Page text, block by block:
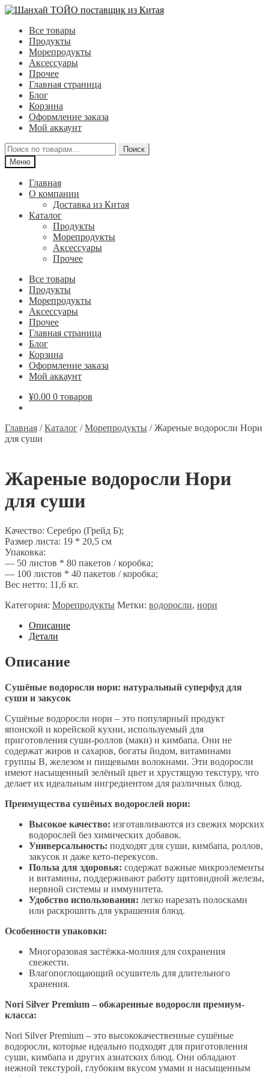
Перейти
навигации
Перейти
содержимому
Все товары
Продукты
Морепродукты
Аксессуары
Прочее
Главная страница
Блог
Корзина
Оформление заказа
Мой аккаунт
Искать:
Поиск
Меню
Главная
О компании
Доставка из Китая
Каталог
Продукты
Морепродукты
Аксессуары
Прочее
Все товары
Продукты
Морепродукты
Аксессуары
Прочее
Главная страница
Блог
Корзина
Оформление заказа
Мой аккаунт
¥0.00 0 товаров
Главная /Каталог /Морепродукты /Жареные водоросли Нори
для суши
Жареные водоросли Нори
для суши
Качество: Серебро (Грейд Б);
Размер листа: 19 * 20,5 см
Упаковка:
— 50 листов * 80 пакетов / коробка;
— 100 листов * 40 пакетов / коробка;
Вес нетто: 11,6 кг.
Категория: Морепродукты Метки: водоросли, нори
Описание
Детали
Описание
Сушёные водоросли нори: натуральный суперфуд для
суши и закусок
Сушёные водоросли нори – это популярный продукт
японской и корейской кухни, используемый для
приготовления суши-роллов (маки) и кимбапа. Они не
содержат жиров и сахаров, богаты йодом, витаминами
группы B, железом и пищевыми волокнами. Эти водоросли
имеют насыщенный зелёный цвет и хрустящую текстуру, что
делает их идеальным ингредиентом для различных блюд.
Преимущества сушёных водорослей нори:
Высокое качество: изготавливаются из свежих морских
водорослей без химических добавок.
Универсальность: подходят для суши, кимбапа, роллов,
закусок и даже кето-перекусов.
Польза для здоровья: содержат важные микроэлементы
и витамины, поддерживают работу щитовидной железы,
нервной системы и иммунитета.
Удобство использования: легко нарезать полосками
или раскрошить для украшения блюд.
Особенности упаковки:
Многоразовая застёжка-молния для сохранения
свежести.
Влагопоглощающий осушитель для длительного
хранения.
Nori Silver Premium – обжаренные водоросли премиум-
класса:
Nori Silver Premium – это высококачественные сушёные
водоросли, которые идеально подходят для приготовления
суши, кимбапа и других азиатских блюд. Они обладают
нежной текстурой, глубоким вкусом умами и насыщенным